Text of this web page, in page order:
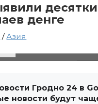
десятки
денге
/Азия
Гродно 24 в
новости будут